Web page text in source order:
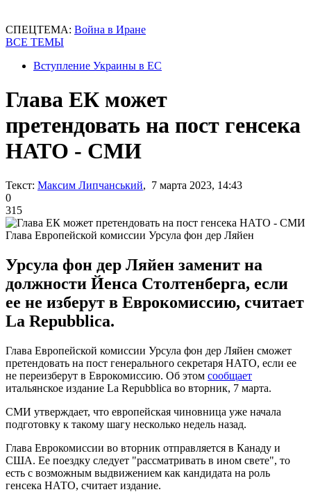
СПЕЦТЕМА: Война в Иране
ВСЕ ТЕМЫ
Вступление Украины в ЕС
Глава ЕК может
претендовать на пост генсека
НАТО - СМИ
Текст: Максим Липчанський, 7 марта 2023, 14:43
0
315
Глава Европейской комиссии Урсула фон дер Ляйен
Урсула фон дер Ляйен заменит на
должности Йенса Столтенберга, если
ее не изберут в Еврокомиссию, считает
La Repubblica.
Глава Европейской комиссии Урсула фон дер Ляйен сможет
претендовать на пост генерального секретаря НАТО, если ее
не переизберут в Еврокомиссию. Об этом сообщает
итальянское издание La Repubblica во вторник, 7 марта.
СМИ утверждает, что европейская чиновница уже начала
подготовку к такому шагу несколько недель назад.
Глава Еврокомиссии во вторник отправляется в Канаду и
США. Ее поездку следует "рассматривать в ином свете", то
есть с возможным выдвижением как кандидата на роль
генсека НАТО, считает издание.